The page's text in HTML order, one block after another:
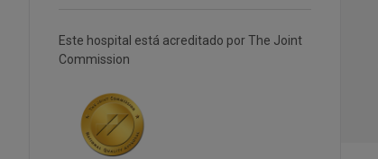
Este hospital está acreditado por The Joint
Commission